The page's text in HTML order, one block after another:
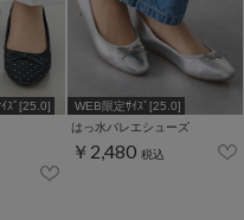
ｽﾞ[25.0]
WEB限定ｻｲｽﾞ[25.0]
はっ水バレエシューズ
￥2,480 税込